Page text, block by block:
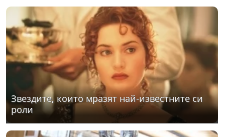
Звездите, които мразят най-известните си
роли